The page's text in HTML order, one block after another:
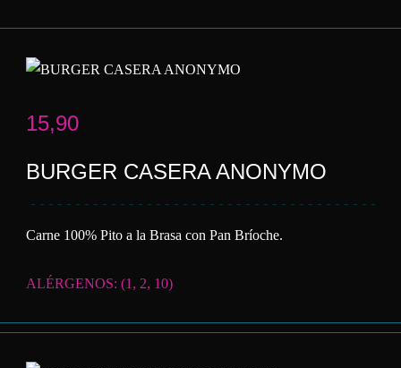
15,90
BURGER CASERA ANONYMO
Carne 100% Pito a la Brasa con Pan Bríoche.
ALÉRGENOS: (1, 2, 10)